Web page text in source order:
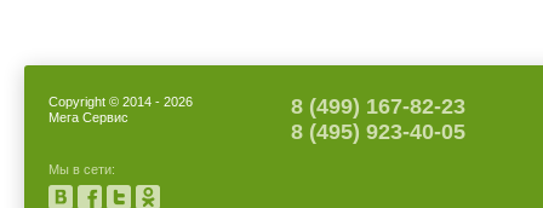
Copyright © 2014 - 2026
Мега Сервис
Мы в сети:
8 (499) 167-82-23
8 (495) 923-40-05